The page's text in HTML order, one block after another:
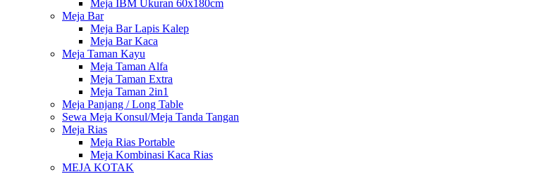
Meja IBM Ukuran 60x180cm
Meja Bar
Meja Bar Lapis Kalep
Meja Bar Kaca
Meja Taman Kayu
Meja Taman Alfa
Meja Taman Extra
Meja Taman 2in1
Meja Panjang / Long Table
Sewa Meja Konsul/Meja Tanda Tangan
Meja Rias
Meja Rias Portable
Meja Kombinasi Kaca Rias
MEJA KOTAK